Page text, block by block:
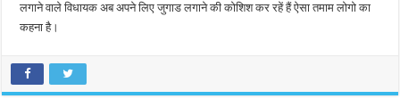
लगाने वाले विधायक अब अपने लिए जुगाड लगाने की कोशिश कर रहें हैं ऐसा तमाम लोगो का
कहना है।